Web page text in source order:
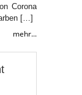
Corona
[…]
mehr...